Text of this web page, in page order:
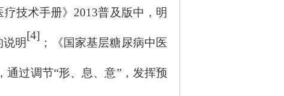
技术手册》2013普及版中，明
明
[4]
；《国家基层糖尿病中医
通过调节“形、息、意”，发挥预